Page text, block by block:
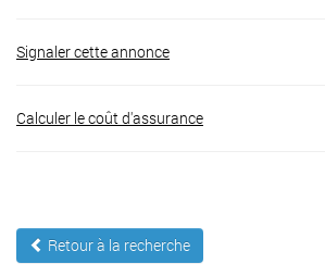
Signaler cette annonce
Calculer le coût d'assurance
Retour à la recherche